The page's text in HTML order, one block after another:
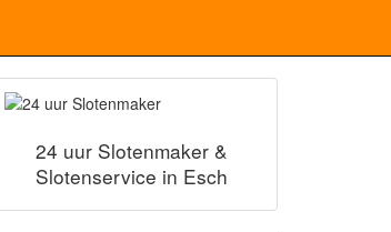
24 uur Slotenmaker &
Slotenservice in Esch